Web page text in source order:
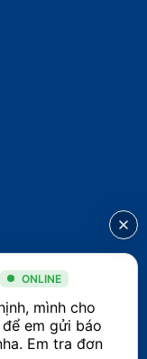
ONE VIỆT NAM
TP.HCM cấp ngày
Quận Tân Phú,
ONLINE
mình cho
em gửi báo
Em tra đơn